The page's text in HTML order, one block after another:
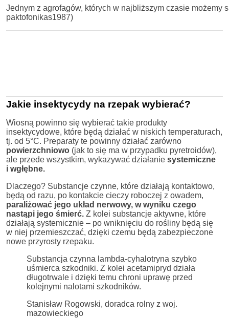
Jednym z agrofagów, których w najbliższym czasie możemy
paktofonikas1987)
Jakie insektycydy na rzepak wybierać?
Wiosną powinno się wybierać takie produkty
insektycydowe, które będą działać w niskich temperaturach,
tj. od 5°C. Preparaty te powinny działać zarówno
powierzchniowo (jak to się ma w przypadku pyretroidów),
ale przede wszystkim, wykazywać działanie systemiczne
i wgłębne.
Dlaczego? Substancje czynne, które działają kontaktowo,
będą od razu, po kontakcie cieczy roboczej z owadem,
paraliżować jego układ nerwowy, w wyniku czego
nastąpi jego śmierć. Z kolei substancje aktywne, które
działają systemicznie – po wniknięciu do rośliny będą się
w niej przemieszczać, dzięki czemu będą zabezpieczone
nowe przyrosty rzepaku.
Substancja czynna lambda-cyhalotryna szybko
uśmierca szkodniki. Z kolei acetamipryd działa
długotrwale i dzięki temu chroni uprawę przed
kolejnymi nalotami szkodników.
Stanisław Rogowski, doradca rolny z woj.
mazowieckiego